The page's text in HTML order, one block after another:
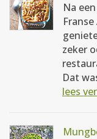
Na
zeker
Dat
lees